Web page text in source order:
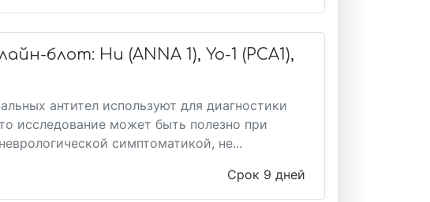
блот: Hu (ANNA 1), Yo-1 (PCA1),
антител используют для диагностики
исследование может быть полезно при
симптоматикой, не...
Срок 9 дней